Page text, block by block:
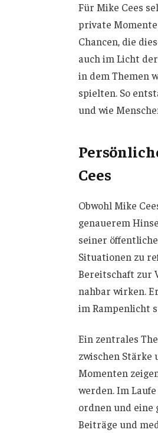
Für Mike Cees
private
Chancen, die
auch im Licht
in dem Themen
spielten. So
und wie
Cees
Obwohl Mike
genauerem
seiner
Situationen zu
Bereitschaft zur
nahbar wirken.
im Rampenlicht
Ein zentrales
zwischen Stärke
Momenten
werden. Im
ordnen und eine
Beiträge und